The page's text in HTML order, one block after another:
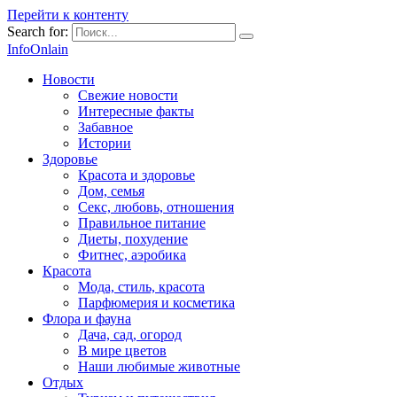
Перейти к контенту
Search for:
InfoOnlain
Новости
Свежие новости
Интересные факты
Забавное
Истории
Здоровье
Красота и здоровье
Дом, семья
Секс, любовь, отношения
Правильное питание
Диеты, похудение
Фитнес, аэробика
Красота
Мода, стиль, красота
Парфюмерия и косметика
Флора и фауна
Дача, сад, огород
В мире цветов
Наши любимые животные
Отдых